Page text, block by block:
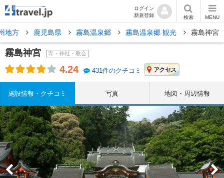
ログイン
新規登録
検索 MENU
地方 鹿児島県 霧島温泉郷 霧島温泉郷 観光 霧島神宮
霧島神宮 寺・神社・教会
4.24 431件のクチコミ アクセス
施設情報・クチコミ 写真 地図・周辺情報